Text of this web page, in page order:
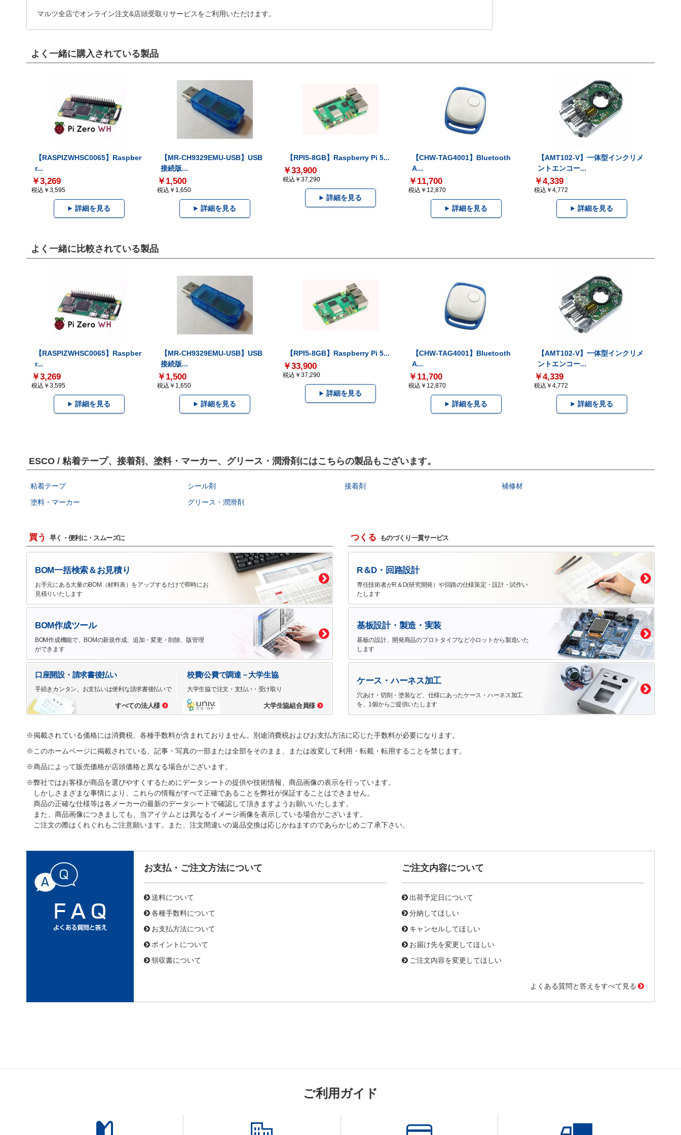
マルツ全店でオンライン注文&店頭受取りサービスをご利用いただけます。
よく一緒に購入されている製品
【RASPIZWHSC0065】Raspber
r...
￥3,269
税込￥3,595
詳細を見る
【MR-CH9329EMU-USB】USB
接続版...
￥1,500
税込￥1,650
詳細を見る
【RPI5-8GB】Raspberry Pi 5...
￥33,900
税込￥37,290
詳細を見る
【CHW-TAG4001】Bluetooth
A...
￥11,700
税込￥12,870
詳細を見る
【AMT102-V】一体型インクリメ
ントエンコー...
￥4,339
税込￥4,772
詳細を見る
よく一緒に比較されている製品
【RASPIZWHSC0065】Raspber
r...
￥3,269
税込￥3,595
詳細を見る
【MR-CH9329EMU-USB】USB
接続版...
￥1,500
税込￥1,650
詳細を見る
【RPI5-8GB】Raspberry Pi 5...
￥33,900
税込￥37,290
詳細を見る
【CHW-TAG4001】Bluetooth
A...
￥11,700
税込￥12,870
詳細を見る
【AMT102-V】一体型インクリメ
ントエンコー...
￥4,339
税込￥4,772
詳細を見る
ESCO / 粘着テープ、接着剤、塗料・マーカー、グリース・潤滑剤にはこちらの製品もございます。
粘着テープ シール剤 接着剤
補修材
塗料・マーカー
グリース・潤滑剤
買う 早く・便利に・スムーズに
BOM一括検索＆お見積り
お手元にある大量のBOM（材料表）をアップするだけで即時にお
見積りいたします
BOM作成ツール
BOM作成機能で、BOMの新規作成、追加・変更・削除、版管理
ができます
口座開設・請求書後払い
手続きカンタン、お支払いは便利な請求書後払いで
すべての法人様
校費/公費で調達－大学生協
大学生協で注文・支払い・受け取り
大学生協組合員様
つくる ものづくり一貫サービス
R＆D・回路設計
専任技術者がR＆D(研究開発）や回路の仕様策定・設計・試作い
たします
基板設計・製造・実装
基板の設計、開発商品のプロトタイプなど小ロットから製造いた
します
ケース・ハーネス加工
穴あけ・切削・塗装など、仕様にあったケース・ハーネス加工
を、1個からご提供いたします
※掲載されている価格には消費税、各種手数料が含まれておりません。別途消費税およびお支払方法に応じた手数料が必要になります。
※このホームページに掲載されている、記事・写真の一部または全部をそのまま、または改変して利用・転載・転用することを禁じます。
※商品によって販売価格が店頭価格と異なる場合がございます。
※弊社ではお客様が商品を選びやすくするためにデータシートの提供や技術情報、商品画像の表示を行っています。
しかしさまざまな事情により、これらの情報がすべて正確であることを弊社が保証することはできません。
商品の正確な仕様等は各メーカーの最新のデータシートで確認して頂きますようお願いいたします。
また、商品画像につきましても、当アイテムとは異なるイメージ画像を表示している場合がございます。
ご注文の際はくれぐれもご注意願います。また、注文間違いの返品交換は応じかねますのであらかじめご了承下さい。
お支払・ご注文方法について
送料について
各種手数料について
お支払方法について
ポイントについて
領収書について
ご注文内容について
出荷予定日について
分納してほしい
キャンセルしてほしい
お届け先を変更してほしい
ご注文内容を変更してほしい
よくある質問と答えをすべて見る
ご利用ガイド